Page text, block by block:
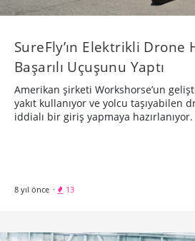
SureFly’ın Elektrikli
Başarılı Uçuşunu Yaptı
Amerikan şirketi Workshorse’un
yakıt kullanıyor ve yolcu taşıyabilen
iddialı bir giriş yapmaya hazırlanıyor.
8 yıl önce · 13